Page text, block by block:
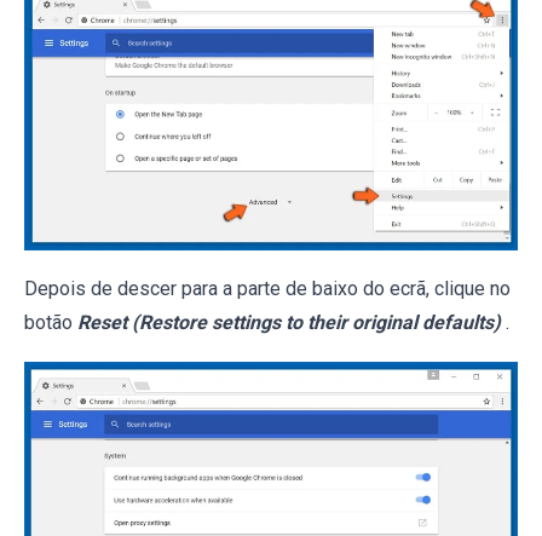
Depois de descer para a parte de baixo do ecrã, clique no
botão Reset (Restore settings to their original defaults) .